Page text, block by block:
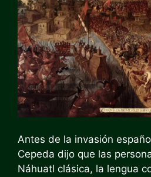
Antes de la invasión
Cepeda dijo que las
Náhuatl clásica, la lengua